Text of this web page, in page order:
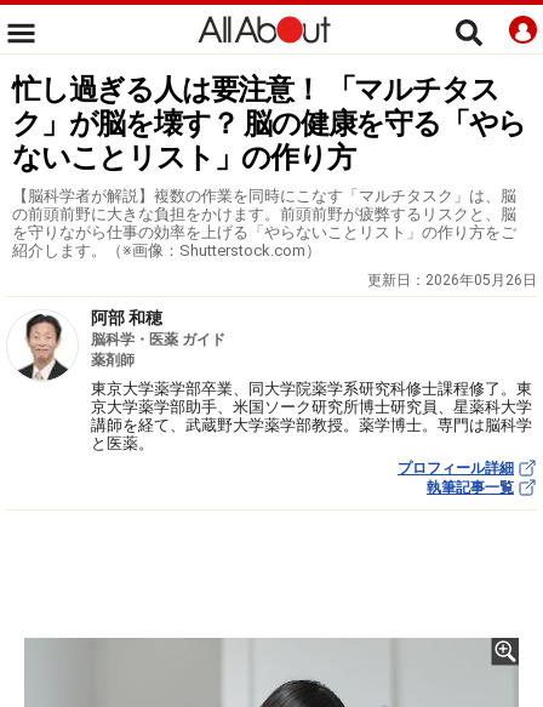
忙し過ぎる人は要注意！ 「マルチタス
ク」が脳を壊す？ 脳の健康を守る「やら
ないことリスト」の作り方
【脳科学者が解説】複数の作業を同時にこなす「マルチタスク」は、脳
の前頭前野に大きな負担をかけます。前頭前野が疲弊するリスクと、脳
を守りながら仕事の効率を上げる「やらないことリスト」の作り方をご
紹介します。（※画像：Shutterstock.com）
更新日： 2026年05月26日
阿部 和穂
脳科学・医薬 ガイド
薬剤師
東京大学薬学部卒業、同大学院薬学系研究科修士課程修了。東
京大学薬学部助手、米国ソーク研究所博士研究員、星薬科大学
講師を経て、武蔵野大学薬学部教授。薬学博士。専門は脳科学
と医薬。
プロフィール詳細
執筆記事一覧